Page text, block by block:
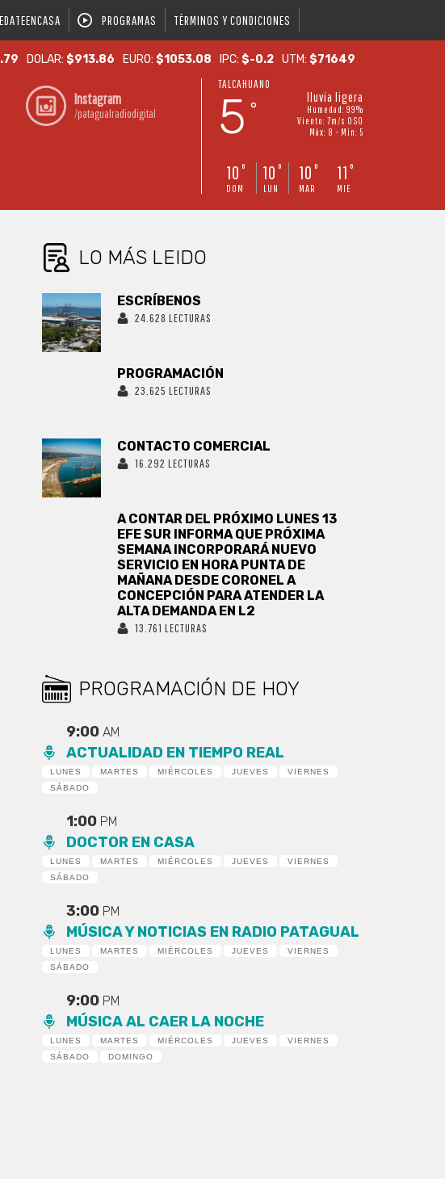
PROGRAMAS TÉRMINOS Y CONDICIONES
DOLAR:$913.86 EURO:$1053.08 IPC:$-0.2 UTM:$71649
Instagram
/patagualradiodigital
TALCAHUANO
5 °
lluvia ligera
Humedad: 99%
Viento: 7m/s OSO
Máx: 8 • Mín: 5
10 °
DOM
10 °
LUN
10 °
MAR
11 °
MIE
LO MÁS LEIDO
ESCRÍBENOS
24.628 LECTURAS
PROGRAMACIÓN
23.625 LECTURAS
CONTACTO COMERCIAL
16.292 LECTURAS
A CONTAR DEL PRÓXIMO LUNES 13
EFE SUR INFORMA QUE PRÓXIMA
SEMANA INCORPORARÁ NUEVO
SERVICIO EN HORA PUNTA DE
MAÑANA DESDE CORONEL A
CONCEPCIÓN PARA ATENDER LA
ALTA DEMANDA EN L2
13.761 LECTURAS
PROGRAMACIÓN DE HOY
9:00AM
ACTUALIDAD EN TIEMPO REAL
LUNES MARTES MIÉRCOLES JUEVES
VIERNES
SÁBADO
1:00 PM
DOCTOR EN CASA
LUNES MARTES MIÉRCOLES JUEVES
VIERNES
SÁBADO
3:00 PM
MÚSICA Y NOTICIAS EN RADIO PATAGUAL
LUNES MARTES MIÉRCOLES JUEVES
VIERNES
SÁBADO
9:00 PM
MÚSICA AL CAER LA NOCHE
LUNES MARTES MIÉRCOLES JUEVES
VIERNES
SÁBADO
DOMINGO